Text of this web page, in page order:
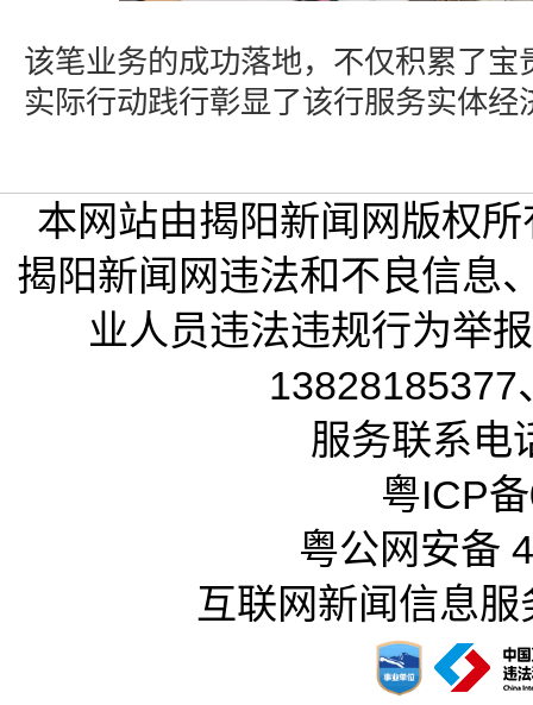
该笔业务的成功落地，不仅积累了宝
实际行动践行彰显了该行服务实体经
本网站由揭阳新闻网版权
揭阳新闻网违法和不良信息
业人员违法违规行为举
13828185377
服务联系电
粤ICP
粤公网安备
互联网新闻信息